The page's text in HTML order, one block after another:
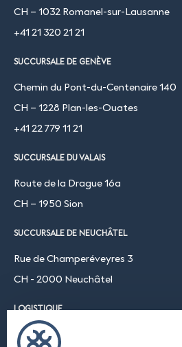
CH – 1032 Romanel-sur-Lausanne
+41 21 320 21 21
SUCCURSALE DE GENÈVE
Chemin du Pont-du-Centenaire 140
CH – 1228 Plan-les-Ouates
+41 22 779 11 21
SUCCURSALE DU VALAIS
Route de la Drague 16a
CH – 1950 Sion
SUCCURSALE DE NEUCHÂTEL
Rue de Champeréveyres 3
CH - 2000 Neuchâtel
LOGISTIQUE
Chemin du Coteau 19